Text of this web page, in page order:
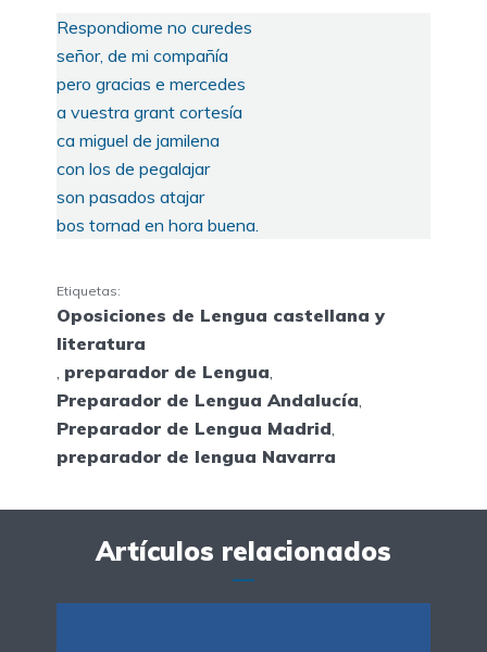
Respondiome no curedes
señor, de mi compañía
pero gracias e mercedes
a vuestra grant cortesía
ca miguel de jamilena
con los de pegalajar
son pasados atajar
bos tornad en hora buena.
Etiquetas:
Oposiciones de Lengua castellana y
literatura
, preparador de Lengua,
Preparador de Lengua Andalucía,
Preparador de Lengua Madrid,
preparador de lengua Navarra
Artículos relacionados